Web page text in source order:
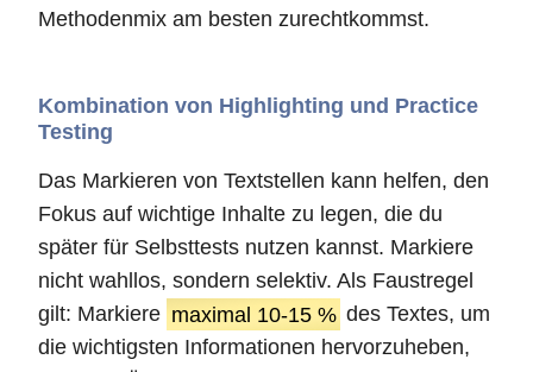
Methodenmix am besten zurechtkommst.
Kombination von Highlighting und Practice
Testing
Das Markieren von Textstellen kann helfen, den
Fokus auf wichtige Inhalte zu legen, die du
später für Selbsttests nutzen kannst. Markiere
nicht wahllos, sondern selektiv. Als Faustregel
gilt: Markiere maximal 10-15 % des Textes, um
die wichtigsten Informationen hervorzuheben,